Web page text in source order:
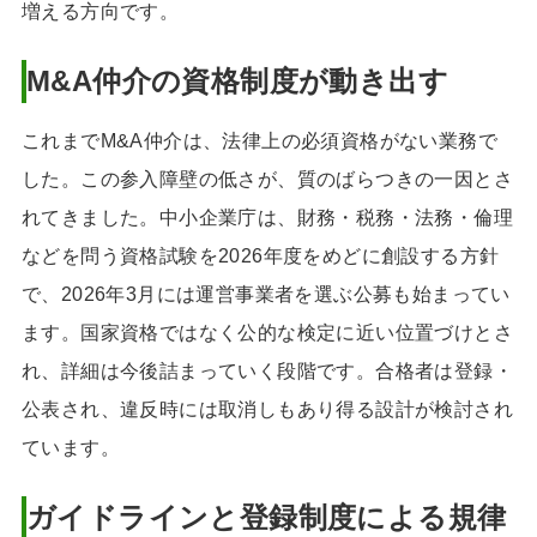
増える方向です。
M&A仲介の資格制度が動き出す
これまでM&A仲介は、法律上の必須資格がない業務で
した。この参入障壁の低さが、質のばらつきの一因とさ
れてきました。中小企業庁は、財務・税務・法務・倫理
などを問う資格試験を2026年度をめどに創設する方針
で、2026年3月には運営事業者を選ぶ公募も始まってい
ます。国家資格ではなく公的な検定に近い位置づけとさ
れ、詳細は今後詰まっていく段階です。合格者は登録・
公表され、違反時には取消しもあり得る設計が検討され
ています。
ガイドラインと登録制度による規律